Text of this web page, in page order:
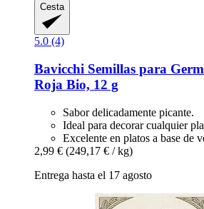
Cesta
5.0 (4)
Bavicchi Semillas para
Roja Bio, 12 g
Sabor delicadamente picante.
Ideal para decorar cualquier
Excelente en platos a base de
2,99 € (249,17 € / kg)
Entrega hasta el 17 agosto